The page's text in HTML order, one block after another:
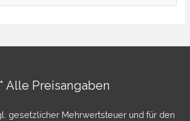
* Alle Preisangaben
gesetzlicher Mehrwertsteuer und für den